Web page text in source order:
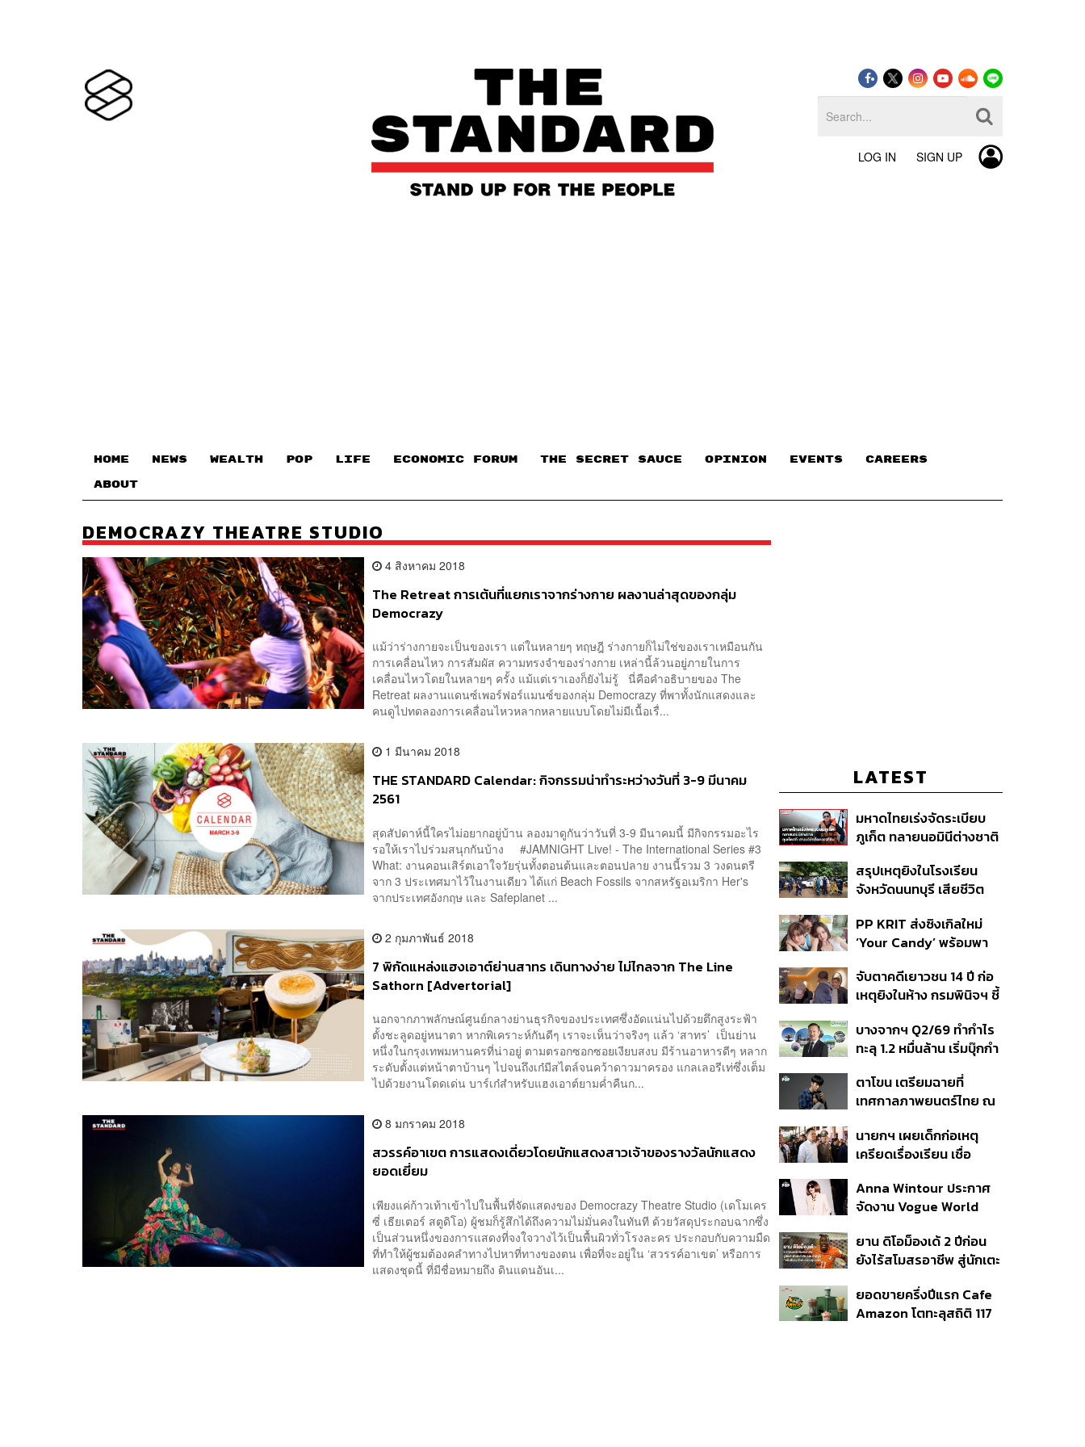
LOG IN SIGN UP
HOME NEWS WEALTH POP LIFE ECONOMIC FORUM THE SECRET SAUCE​ OPINION EVENTS CAREERS
ABOUT
DEMOCRAZY THEATRE STUDIO
4 สิงหาคม 2018
The Retreat การเต้นที่แยกเราจากร่างกาย ผลงานล่าสุดของกลุ่ม
Democrazy
แม้ว่าร่างกายจะเป็นของเรา แต่ในหลายๆ ทฤษฎี ร่างกายก็ไม่ใช่ของเราเหมือนกัน
การเคลื่อนไหว การสัมผัส ความทรงจำของร่างกาย เหล่านี้ล้วนอยู่ภายในการ
เคลื่อนไหวโดยในหลายๆ ครั้ง แม้แต่เราเองก็ยังไม่รู้ นี่คือคำอธิบายของ The
Retreat ผลงานแดนซ์เพอร์ฟอร์แมนซ์ของกลุ่ม Democrazy ที่พาทั้งนักแสดงและ
คนดูไปทดลองการเคลื่อนไหวหลากหลายแบบโดยไม่มีเนื้อเรื่...
1 มีนาคม 2018
THE STANDARD Calendar: กิจกรรมน่าทำระหว่างวันที่ 3-9 มีนาคม
2561
สุดสัปดาห์นี้ใครไม่อยากอยู่บ้าน ลองมาดูกันว่าวันที่ 3-9 มีนาคมนี้ มีกิจกรรมอะไร
รอให้เราไปร่วมสนุกกันบ้าง #JAMNIGHT Live! - The International Series #3
What: งานคอนเสิร์ตเอาใจวัยรุ่นทั้งตอนต้นและตอนปลาย งานนี้รวม 3 วงดนตรี
จาก 3 ประเทศมาไว้ในงานเดียว ได้แก่ Beach Fossils จากสหรัฐอเมริกา Her's
จากประเทศอังกฤษ และ Safeplanet ...
2 กุมภาพันธ์ 2018
7 พิกัดแหล่งแฮงเอาต์ย่านสาทร เดินทางง่าย ไม่ไกลจาก The Line
Sathorn [Advertorial]
นอกจากภาพลักษณ์ศูนย์กลางย่านธุรกิจของประเทศซึ่งอัดแน่นไปด้วยตึกสูงระฟ้า
ตั้งชะลูดอยู่หนาตา หากพิเคราะห์กันดีๆ เราจะเห็นว่าจริงๆ แล้ว ‘สาทร’ เป็นย่าน
หนึ่งในกรุงเทพมหานครที่น่าอยู่ ตามตรอกซอกซอยเงียบสงบ มีร้านอาหารดีๆ หลาก
ระดับตั้งแต่หน้าตาบ้านๆ ไปจนถึงเก๋มีสไตล์จนคว้าดาวมาครอง แกลเลอรีเท่ซึ่งเต็ม
ไปด้วยงานโดดเด่น บาร์เก๋สำหรับแฮงเอาต์ยามค่ำคืนก...
8 มกราคม 2018
สวรรค์อาเขต การแสดงเดี่ยวโดยนักแสดงสาวเจ้าของรางวัลนักแสดง
ยอดเยี่ยม
เพียงแค่ก้าวเท้าเข้าไปในพื้นที่จัดแสดงของ Democrazy Theatre Studio (เดโมเคร
ซี่ เธียเตอร์ สตูดิโอ) ผู้ชมก็รู้สึกได้ถึงความไม่มั่นคงในทันที ด้วยวัสดุประกอบฉากซึ่ง
เป็นส่วนหนึ่งของการแสดงที่จงใจวางไว้เป็นพื้นผิวทั่วโรงละคร ประกอบกับความมืด
ที่ทำให้ผู้ชมต้องคลำทางไปหาที่ทางของตน เพื่อที่จะอยู่ใน ‘สวรรค์อาเขต’ หรือการ
แสดงชุดนี้ ที่มีชื่อหมายถึง ดินแดนอันเ...
LATEST
มหาดไทยเร่งจัดระเบียบ
ภูเก็ต ทลายนอมินีต่างชาติ
ที่ดิน เคลียร์ใบอนุญาต
โรงแรมค้าง 7 ปี
สรุปเหตุยิงในโรงเรียน
จังหวัดนนทบุรี เสียชีวิต
ปมค้นประวัติคดีกราดยิงที่
สหรัฐฯ
PP KRIT ส่งซิงเกิลใหม่
‘Your Candy’ พร้อมพา
สิกวิดีโอ
จับตาคดีเยาวชน 14 ปี ก่อ
เหตุยิงในห้าง กรมพินิจฯ ชี้
เนื่อง ประเมินปล่อยตัว
บางจากฯ Q2/69 ทำกำไร
ทะลุ 1.2 หมื่นล้าน เริ่มบุ๊กกำ
แรก หนุนรายได้ครึ่งปีทะลุ
3.2 แสนล้าน
ตาโขน เตรียมฉายที่
เทศกาลภาพยนตร์ไทย ณ
นายกฯ เผยเด็กก่อเหตุ
เครียดเรื่องเรียน เชื่อ
กระสุนอีกกว่า 30 นัด หาก
ไม่จบชีวิตตัวเองอาจสูญ
Anna Wintour ประกาศ
จัดงาน Vogue World
ยาน ดิโอม็องเด้ 2 ปีก่อน
ยังไร้สโมสรอาชีพ สู่นักเตะ
สัญญาถึงน้องสาวผู้ล่วง
ลับ
ยอดขายครึ่งปีแรก Cafe
Amazon โตทะลุสถิติ 117